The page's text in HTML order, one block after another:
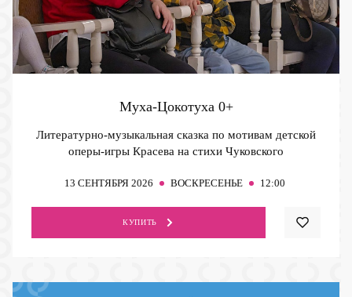
Муха-Цокотуха 0+
Литературно-музыкальная сказка по мотивам детской
оперы-игры Красева на стихи Чуковского
13 СЕНТЯБРЯ 2026 ВОСКРЕСЕНЬЕ 12:00
КУПИТЬ